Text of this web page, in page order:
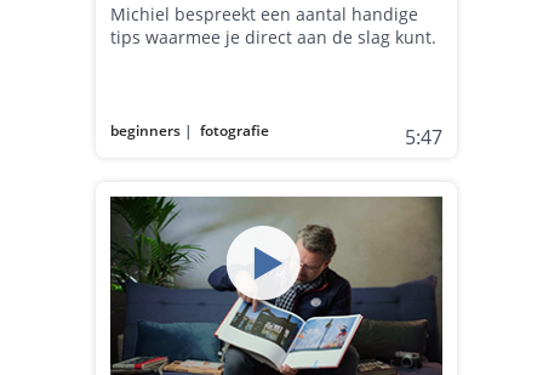
Michiel bespreekt een aantal handige
tips waarmee je direct aan de slag kunt.
beginners |fotografie 5:47